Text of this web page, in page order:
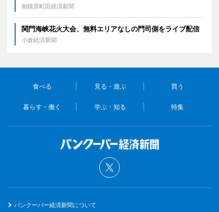
相模原町田経済新聞
関門海峡花火大会、無料エリアなしの門司側をライブ配信
小倉経済新聞
食べる 見る・遊ぶ 買う
暮らす・働く 学ぶ・知る 特集
バンクーバー経済新聞について